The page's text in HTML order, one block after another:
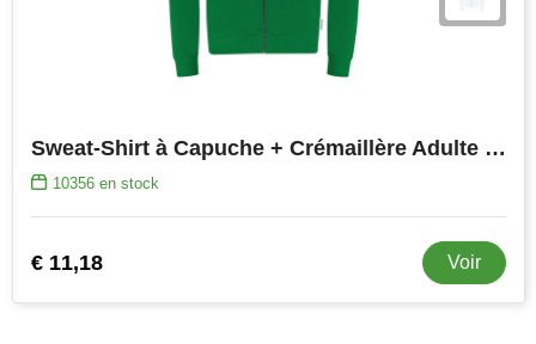
Sweat-Shirt à Capuche + Crémaillère Adulte Walder
10356en stock
€ 11,18 Voir